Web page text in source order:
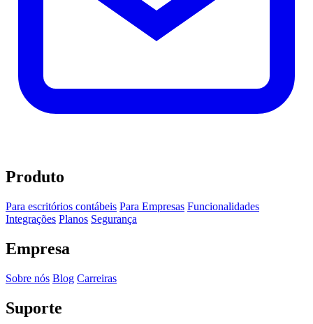
Produto
Para escritórios contábeis Para Empresas Funcionalidades
Integrações Planos Segurança
Empresa
Sobre nós Blog Carreiras
Suporte